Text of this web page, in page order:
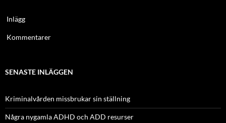
Inlägg
Kommentarer
SENASTE INLÄGGEN
Kriminalvården missbrukar sin ställning
Några nygamla ADHD och ADD resurser